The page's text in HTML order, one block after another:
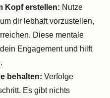
Kopf erstellen: Nutze
dir lebhaft vorzustellen,
Diese mentale
Engagement und hilft
behalten: Verfolge
Es gibt nichts